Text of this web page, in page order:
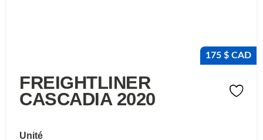
175 $ CAD
FREIGHTLINER
CASCADIA 2020
Unité